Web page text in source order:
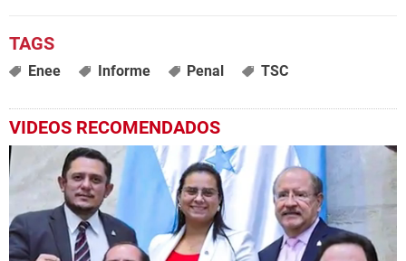
Enee Informe Penal TSC
VIDEOS RECOMENDADOS